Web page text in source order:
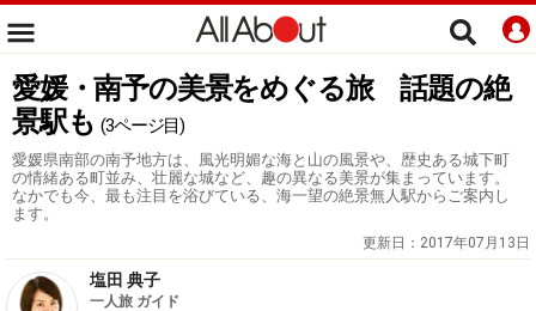
愛媛・南予の美景をめぐる旅 話題の絶
景駅も (3ページ目)
愛媛県南部の南予地方は、風光明媚な海と山の風景や、歴史ある城下町
の情緒ある町並み、壮麗な城など、趣の異なる美景が集まっています。
なかでも今、最も注目を浴びている、海一望の絶景無人駅からご案内し
ます。
更新日： 2017年07月13日
塩田 典子
一人旅 ガイド